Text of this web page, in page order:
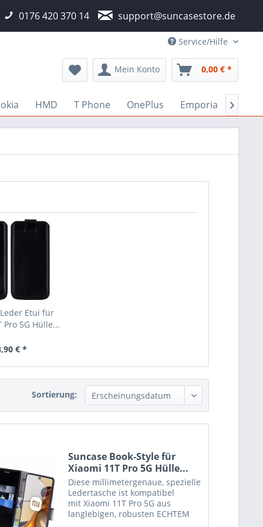
0176 420 370 14 support@suncasestore.de
Service/Hilfe
Mein Konto 0,00 € *
HMD T Phone OnePlus Emporia 
Etui für
Pro 5G Hülle...
€ *
Sortierung:
Suncase Book-Style für
Xiaomi 11T Pro 5G Hülle...
Diese millimetergenaue, spezielle
Ledertasche ist kompatibel
mit Xiaomi 11T Pro 5G aus
langlebigen, robusten ECHTEM